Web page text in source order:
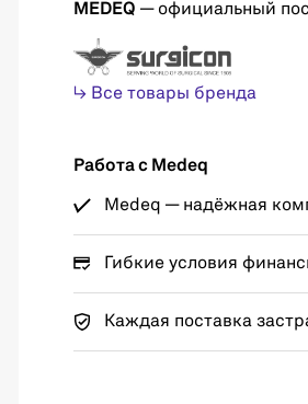
MEDEQ — официальный
↳ Все товары бренда
Работа с Medeq
Medeq — надёжная
Гибкие условия
Каждая поставка